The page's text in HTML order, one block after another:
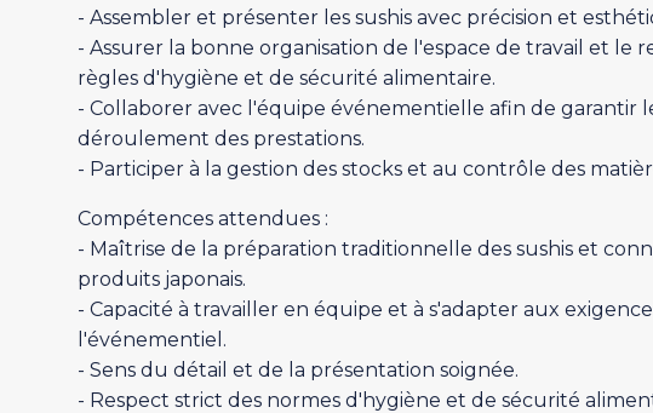
- Assembler et présenter les sushis avec précision et
- Assurer la bonne organisation de l'espace de travail et le
règles d'hygiène et de sécurité alimentaire.
- Collaborer avec l'équipe événementielle afin de garantir
déroulement des prestations.
- Participer à la gestion des stocks et au contrôle des
Compétences attendues :
- Maîtrise de la préparation traditionnelle des sushis et
produits japonais.
- Capacité à travailler en équipe et à s'adapter aux
l'événementiel.
- Sens du détail et de la présentation soignée.
- Respect strict des normes d'hygiène et de sécurité